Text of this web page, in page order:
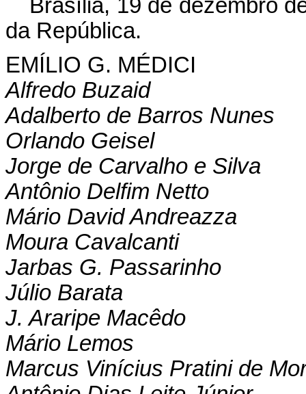
Brasília, 19 de dezembro
da República.
EMÍLIO G. MÉDICI
Alfredo Buzaid
Adalberto de Barros Nunes
Orlando Geisel
Jorge de Carvalho e Silva
Antônio Delfim Netto
Mário David Andreazza
Moura Cavalcanti
Jarbas G. Passarinho
Júlio Barata
J. Araripe Macêdo
Mário Lemos
Marcus Vinícius Pratini de